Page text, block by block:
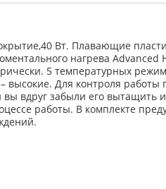
Вт. Плавающие
нагрева Advanced
5 температурных
высокие. Для контроля работы
вдруг забыли его вытащить
работы. В комплекте